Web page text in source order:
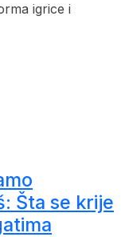
igrice i
Šta se krije